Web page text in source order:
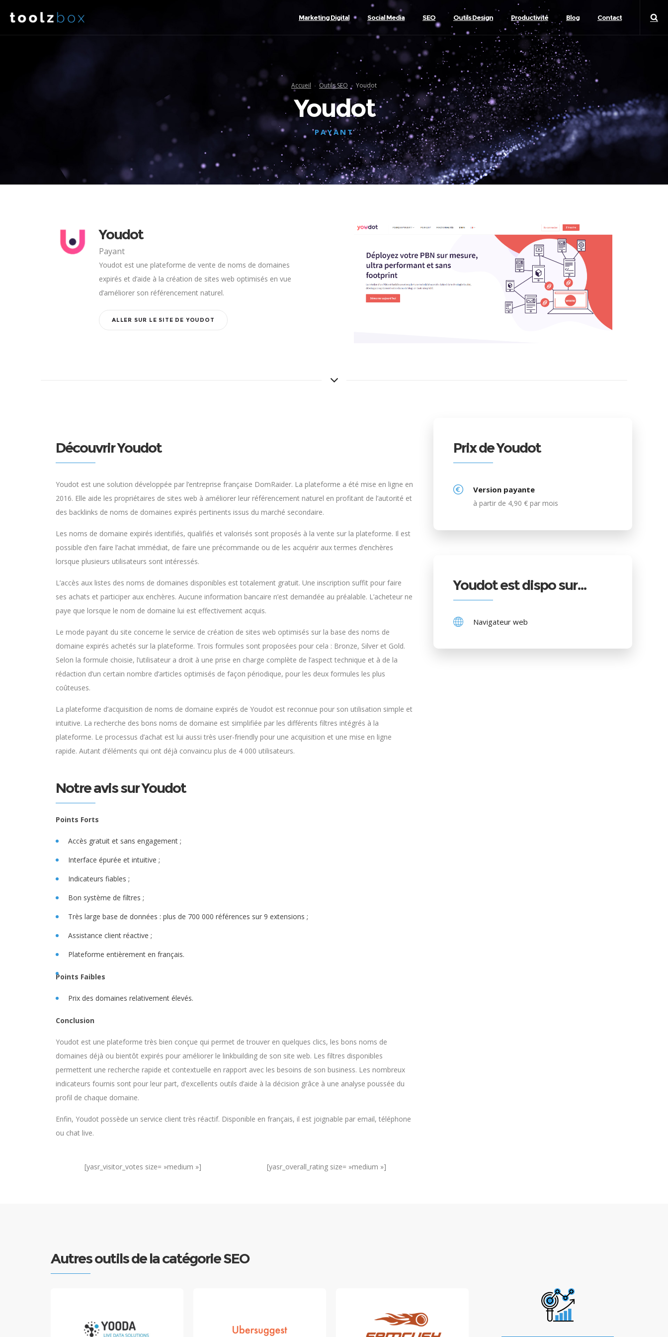
Marketing Digital Social Media SEO Outils Design Productivité Blog Contact
Accueil Outils SEO Youdot
Youdot
PAYANT
Youdot
Payant
Youdot est une plateforme de vente de noms de domaines
expirés et d’aide à la création de sites web optimisés en vue
d’améliorer son référencement naturel.
ALLER SUR LE SITE DE YOUDOT
Découvrir Youdot
Youdot est une solution développée par l’entreprise française DomRaider. La plateforme a été mise en ligne en
2016. Elle aide les propriétaires de sites web à améliorer leur référencement naturel en profitant de l’autorité et
des backlinks de noms de domaines expirés pertinents issus du marché secondaire.
Les noms de domaine expirés identifiés, qualifiés et valorisés sont proposés à la vente sur la plateforme. Il est
possible d’en faire l’achat immédiat, de faire une précommande ou de les acquérir aux termes d’enchères
lorsque plusieurs utilisateurs sont intéressés.
L’accès aux listes des noms de domaines disponibles est totalement gratuit. Une inscription suffit pour faire
ses achats et participer aux enchères. Aucune information bancaire n’est demandée au préalable. L’acheteur ne
paye que lorsque le nom de domaine lui est effectivement acquis.
Le mode payant du site concerne le service de création de sites web optimisés sur la base des noms de
domaine expirés achetés sur la plateforme. Trois formules sont proposées pour cela : Bronze, Silver et Gold.
Selon la formule choisie, l’utilisateur a droit à une prise en charge complète de l’aspect technique et à de la
rédaction d’un certain nombre d’articles optimisés de façon périodique, pour les deux formules les plus
coûteuses.
La plateforme d’acquisition de noms de domaine expirés de Youdot est reconnue pour son utilisation simple et
intuitive. La recherche des bons noms de domaine est simplifiée par les différents filtres intégrés à la
plateforme. Le processus d’achat est lui aussi très user-friendly pour une acquisition et une mise en ligne
rapide. Autant d’éléments qui ont déjà convaincu plus de 4 000 utilisateurs.
Notre avis sur Youdot
Points Forts
Accès gratuit et sans engagement ;
Interface épurée et intuitive ;
Indicateurs fiables ;
Bon système de filtres ;
Très large base de données : plus de 700 000 références sur 9 extensions ;
Assistance client réactive ;
Plateforme entièrement en français.
Points Faibles
Prix des domaines relativement élevés.
Conclusion
Youdot est une plateforme très bien conçue qui permet de trouver en quelques clics, les bons noms de
domaines déjà ou bientôt expirés pour améliorer le linkbuilding de son site web. Les filtres disponibles
permettent une recherche rapide et contextuelle en rapport avec les besoins de son business. Les nombreux
indicateurs fournis sont pour leur part, d’excellents outils d’aide à la décision grâce à une analyse poussée du
profil de chaque domaine.
Enfin, Youdot possède un service client très réactif. Disponible en français, il est joignable par email, téléphone
ou chat live.
[yasr_visitor_votes size= »medium »] [yasr_overall_rating size= »medium »]
Prix de Youdot
Version payante
à partir de 4,90 € par mois
Youdot est dispo sur…
Navigateur web
Autres outils de la catégorie SEO